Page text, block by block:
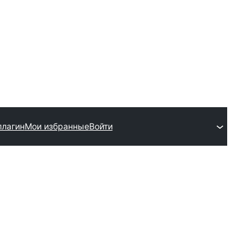
Мои избранныеВойти